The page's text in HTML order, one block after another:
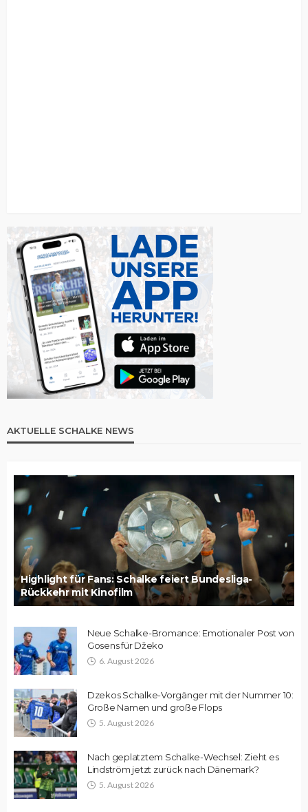
AKTUELLE SCHALKE NEWS
Highlight für Fans: Schalke feiert Bundesliga-
Rückkehr mit Kinofilm
Neue Schalke-Bromance: Emotionaler Post von
Gosens für Džeko
6. August 2026
Dzekos Schalke-Vorgänger mit der Nummer 10:
Große Namen und große Flops
5. August 2026
Nach geplatztem Schalke-Wechsel: Zieht es
Lindström jetzt zurück nach Dänemark?
5. August 2026